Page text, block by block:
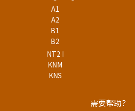
A1
A2
B1
B2
NT2 I
KNM
KNS
需要帮助？